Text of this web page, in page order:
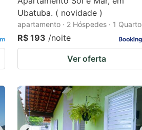
Ubatuba. ( novidade )
apartamento · 2 Hóspedes · 1 Quarto
R$ 193 /noite
Ver oferta